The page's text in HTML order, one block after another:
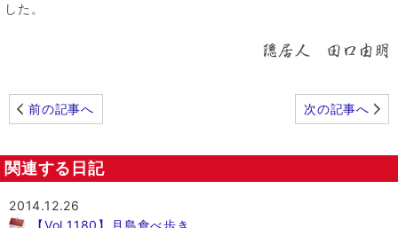
した。
前の記事へ 次の記事へ
関連する日記
2014.12.26
【Vol.1180】月島食べ歩き